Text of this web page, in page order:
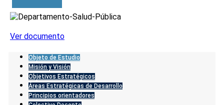
Ver documento
Objeto de Estudio
Misión y Visión
Objetivos Estratégicos
Áreas Estratégicas de Desarrollo
Principios orientadores